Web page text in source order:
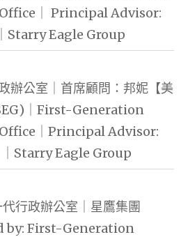
｜ Principal Advisor:
Starry Eagle Group
辦公室｜首席顧問：邦妮【美
｜First-Generation
｜Principal Advisor:
Starry Eagle Group
行政辦公室｜星鷹集團
by: First-Generation